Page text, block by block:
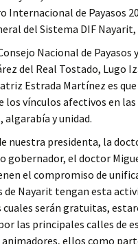
Internacional de Payasos
del Sistema DIF
Nacional de Payasos
del Real Tostado, Lugo
Estrada Martínez es que
vínculos afectivos en las
algarabía y unidad.
nuestra presidenta, la
gobernador, el doctor
el compromiso de
Nayarit tengan esta
cuales serán gratuitas,
las principales calles de
ellos como